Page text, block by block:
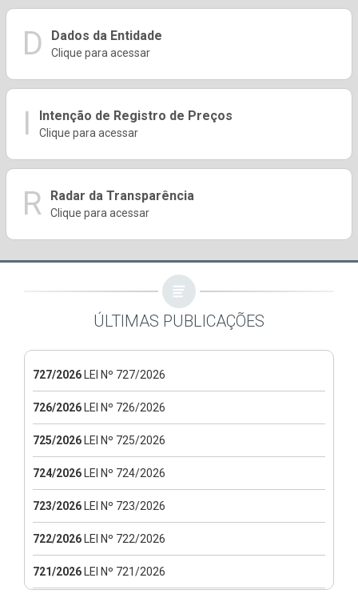
D Dados da Entidade
Clique para acessar
I Intenção de Registro de Preços
Clique para acessar
R Radar da Transparência
Clique para acessar
ÚLTIMAS PUBLICAÇÕES
727/2026LEI Nº 727/2026
726/2026LEI Nº 726/2026
725/2026LEI Nº 725/2026
724/2026LEI Nº 724/2026
723/2026LEI Nº 723/2026
722/2026LEI Nº 722/2026
721/2026LEI Nº 721/2026